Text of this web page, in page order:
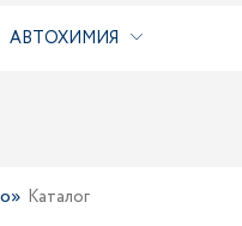
АВТОХИМИЯ
Каталог